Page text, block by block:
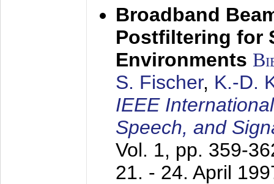
Broadband
Postfiltering for
Environments
S. Fischer, K.-D.
IEEE
Speech, and
Vol. 1, pp. 359-
21. - 24. April